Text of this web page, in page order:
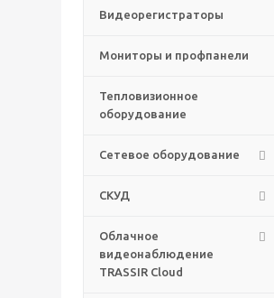
Видеорегистраторы
Мониторы и профпанели
Тепловизионное
оборудование
Сетевое оборудование
СКУД
Облачное
видеонаблюдение
TRASSIR Cloud